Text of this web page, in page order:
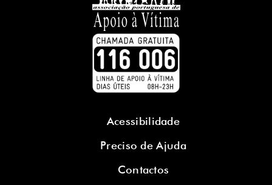
Acessibilidade
Preciso de Ajuda
Contactos